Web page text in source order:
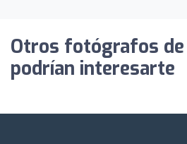
Otros fotógrafos de
podrían interesarte